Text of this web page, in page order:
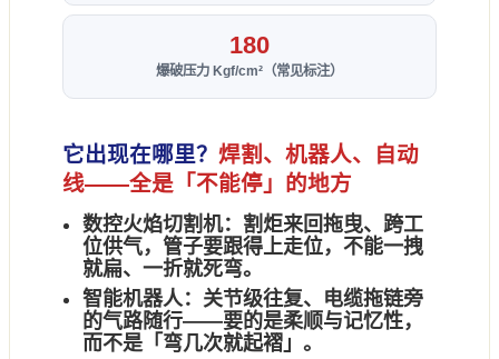
180
爆破压力 Kgf/cm²（常见标注）
它出现在哪里？ 焊割、机器人、自动
线——全是「不能停」的地方
数控火焰切割机： 割炬来回拖曳、跨工
位供气，管子要跟得上走位，不能一拽
就扁、一折就死弯。
智能机器人： 关节级往复、电缆拖链旁
的气路随行——要的是柔顺与记忆性，
而不是「弯几次就起褶」。